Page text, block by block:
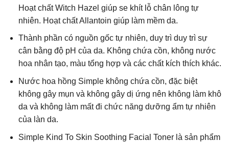
Hoạt chất Witch Hazel giúp se khít lỗ chân lông tự
nhiên. Hoạt chất Allantoin giúp làm mềm da.
Thành phần có nguồn gốc tự nhiên, duy trì duy trì sự
cân bằng độ pH của da. Không chứa cồn, không nước
hoa nhân tạo, màu tổng hợp và các chất kích thích khác.
Nước hoa hồng Simple không chứa cồn, đặc biệt
không gây mụn và không gây dị ứng nên không làm khô
da và không làm mất đi chức năng dưỡng ẩm tự nhiên
của làn da.
Simple Kind To Skin Soothing Facial Toner là sản phẩm